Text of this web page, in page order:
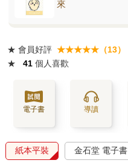
來
★ 會員好評 ★★★★★（13）
★
41 個人喜歡
電子書 導讀
紙本平裝 金石堂 電子書